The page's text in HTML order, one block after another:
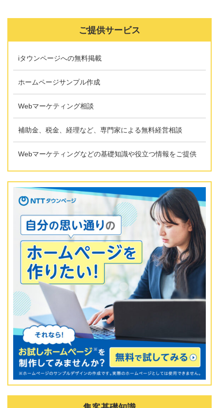
ご提供サービス
iタウンページへの無料掲載
ホームページサンプル作成
Webマーケティング相談
補助金、税金、経理など、専門家による無料経営相談
Webマーケティングなどの基礎知識や役立つ情報をご提供